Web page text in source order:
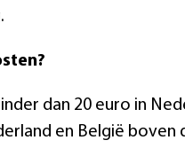
dan 20 euro in
en België boven